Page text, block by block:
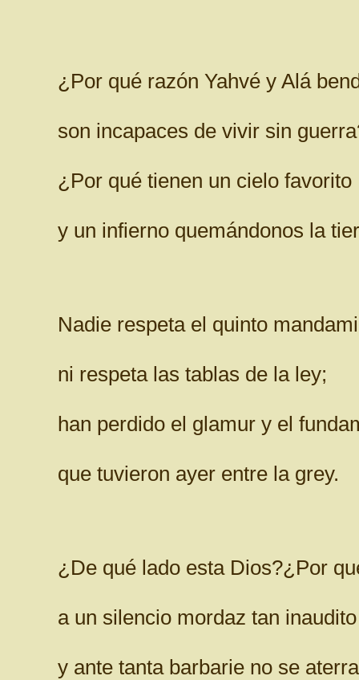
¿Por qué razón Yahvé y Alá
son incapaces de vivir sin
¿Por qué tienen un cielo favorito
y un infierno quemándonos la
Nadie respeta el quinto
ni respeta las tablas de la ley;
han perdido el glamur y el
que tuvieron ayer entre la grey.
¿De qué lado esta Dios?¿Por
a un silencio mordaz tan inaudito
y ante tanta barbarie no se